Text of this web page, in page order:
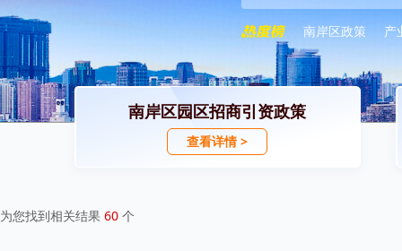
南岸区政策 产
南岸区园区招商引资政策
查看详情 >
为您找到相关结果 60 个